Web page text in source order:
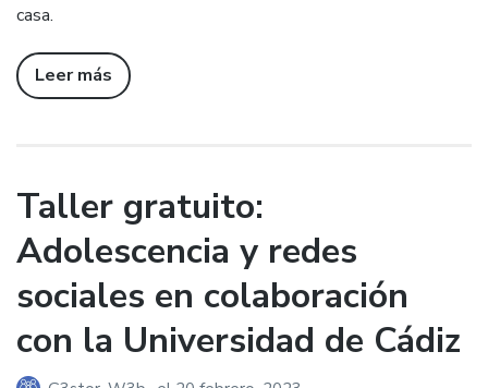
casa.
Leer más
Taller gratuito:
Adolescencia y redes
sociales en colaboración
con la Universidad de Cádiz